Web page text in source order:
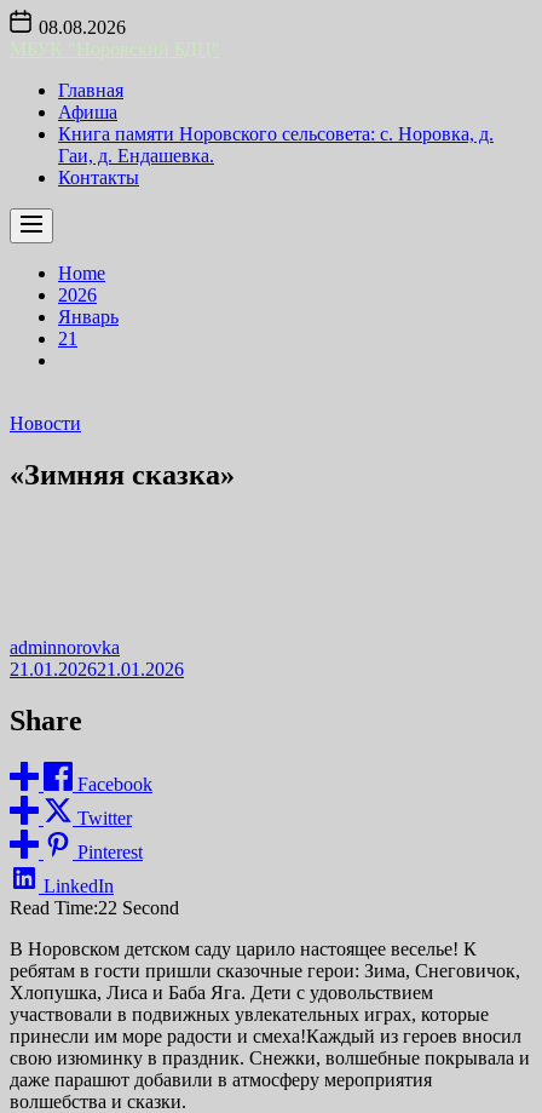
Skip
content
08.08.2026
Главная
Афиша
Книга памяти Норовского сельсовета: с. Норовка, д.
Гаи, д. Ендашевка.
Контакты
Home
2026
Январь
21
Новости
«Зимняя сказка»
adminnorovka
21.01.202621.01.2026
Share
Facebook
Twitter
Pinterest
LinkedIn
Read Time:22 Second
В Норовском детском саду царило настоящее веселье! К
ребятам в гости пришли сказочные герои: Зима, Снеговичок,
Хлопушка, Лиса и Баба Яга. Дети с удовольствием
участвовали в подвижных увлекательных играх, которые
принесли им море радости и смеха!Каждый из героев вносил
свою изюминку в праздник. Снежки, волшебные покрывала и
даже парашют добавили в атмосферу мероприятия
волшебства и сказки.